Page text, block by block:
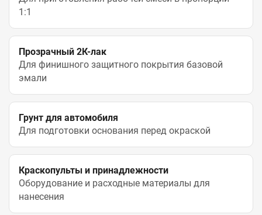
1:1
Прозрачный 2К-лак
Для финишного защитного покрытия базовой
эмали
Грунт для автомобиля
Для подготовки основания перед окраской
Краскопульты и принадлежности
Оборудование и расходные материалы для
нанесения